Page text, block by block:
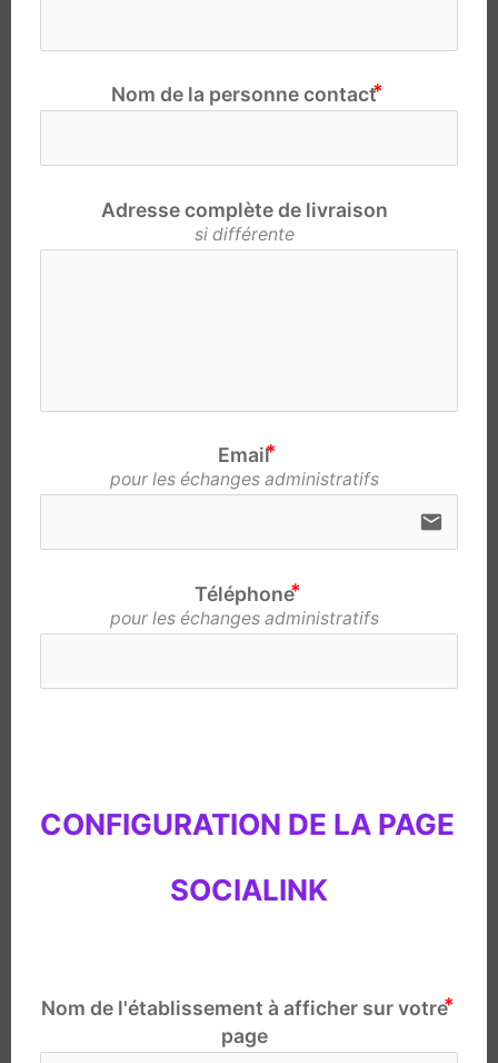
Nom de la personne contact
Adresse complète de livraison
si différente
Email
pour les échanges administratifs
email
Téléphone
pour les échanges administratifs
CONFIGURATION DE LA PAGE
SOCIALINK
Nom de l'établissement à afficher sur votre
page